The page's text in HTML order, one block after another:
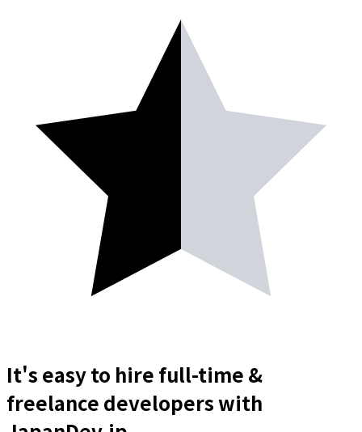
It's easy to hire full-time &
freelance developerswith